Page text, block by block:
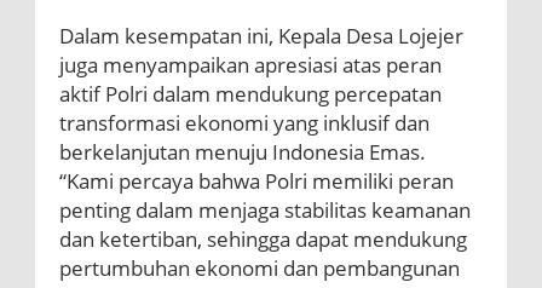
Dalam kesempatan ini, Kepala Desa Lojejer
juga menyampaikan apresiasi atas peran
aktif Polri dalam mendukung percepatan
transformasi ekonomi yang inklusif dan
berkelanjutan menuju Indonesia Emas.
“Kami percaya bahwa Polri memiliki peran
penting dalam menjaga stabilitas keamanan
dan ketertiban, sehingga dapat mendukung
pertumbuhan ekonomi dan pembangunan